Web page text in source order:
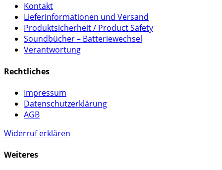
Kontakt
Lieferinformationen und Versand
Produktsicherheit / Product Safety
Soundbücher – Batteriewechsel
Verantwortung
Rechtliches
Impressum
Datenschutzerklärung
AGB
Widerruf erklären
Weiteres